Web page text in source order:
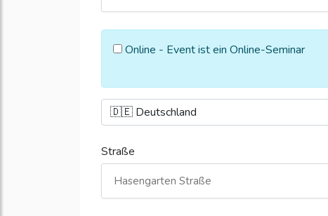
Online - Event ist ein Online-Seminar
Straße